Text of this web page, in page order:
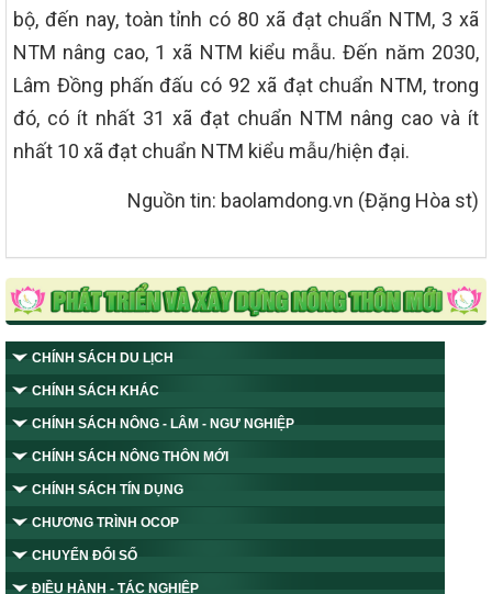
bộ, đến nay, toàn tỉnh có 80 xã đạt chuẩn NTM, 3 xã
NTM nâng cao, 1 xã NTM kiểu mẫu. Đến năm 2030,
Lâm Đồng phấn đấu có 92 xã đạt chuẩn NTM, trong
đó, có ít nhất 31 xã đạt chuẩn NTM nâng cao và ít
nhất 10 xã đạt chuẩn NTM kiểu mẫu/hiện đại.
Nguồn tin: baolamdong.vn (Đặng Hòa st)
CHÍNH SÁCH DU LỊCH
CHÍNH SÁCH KHÁC
CHÍNH SÁCH NÔNG - LÂM - NGƯ NGHIỆP
CHÍNH SÁCH NÔNG THÔN MỚI
CHÍNH SÁCH TÍN DỤNG
CHƯƠNG TRÌNH OCOP
CHUYỂN ĐỔI SỐ
ĐIỀU HÀNH - TÁC NGHIỆP